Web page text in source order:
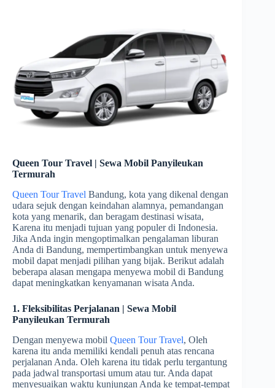
Queen Tour Travel | Sewa Mobil Panyileukan
Termurah
Queen Tour Travel Bandung, kota yang dikenal dengan
udara sejuk dengan keindahan alamnya, pemandangan
kota yang menarik, dan beragam destinasi wisata,
Karena itu menjadi tujuan yang populer di Indonesia.
Jika Anda ingin mengoptimalkan pengalaman liburan
Anda di Bandung, mempertimbangkan untuk menyewa
mobil dapat menjadi pilihan yang bijak. Berikut adalah
beberapa alasan mengapa menyewa mobil di Bandung
dapat meningkatkan kenyamanan wisata Anda.
1. Fleksibilitas Perjalanan | Sewa Mobil
Panyileukan Termurah
Dengan menyewa mobil Queen Tour Travel, Oleh
karena itu anda memiliki kendali penuh atas rencana
perjalanan Anda. Oleh karena itu tidak perlu tergantung
pada jadwal transportasi umum atau tur. Anda dapat
menyesuaikan waktu kunjungan Anda ke tempat-tempat